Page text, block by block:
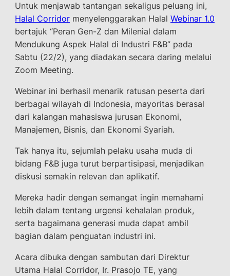
Untuk menjawab tantangan sekaligus peluang ini,
Halal Corridormenyelenggarakan Halal Webinar 1.0
bertajuk “Peran Gen-Z dan Milenial dalam
Mendukung Aspek Halal di Industri F&B” pada
Sabtu (22/2), yang diadakan secara daring melalui
Zoom Meeting.
Webinar ini berhasil menarik ratusan peserta dari
berbagai wilayah di Indonesia, mayoritas berasal
dari kalangan mahasiswa jurusan Ekonomi,
Manajemen, Bisnis, dan Ekonomi Syariah.
Tak hanya itu, sejumlah pelaku usaha muda di
bidang F&B juga turut berpartisipasi, menjadikan
diskusi semakin relevan dan aplikatif.
Mereka hadir dengan semangat ingin memahami
lebih dalam tentang urgensi kehalalan produk,
serta bagaimana generasi muda dapat ambil
bagian dalam penguatan industri ini.
Acara dibuka dengan sambutan dari Direktur
Utama Halal Corridor, Ir. Prasojo TE, yang